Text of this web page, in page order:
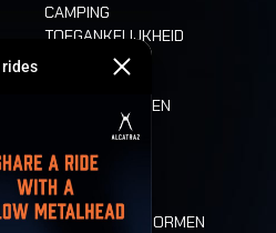
CAMPING
TOEGANKELIJKHEID
CASHLESS
ETEN EN DRINKEN
MOBILITEIT
LONE WOLVES
PLATTEGROND
DEATH RIDE
WAARDEN EN NORMEN